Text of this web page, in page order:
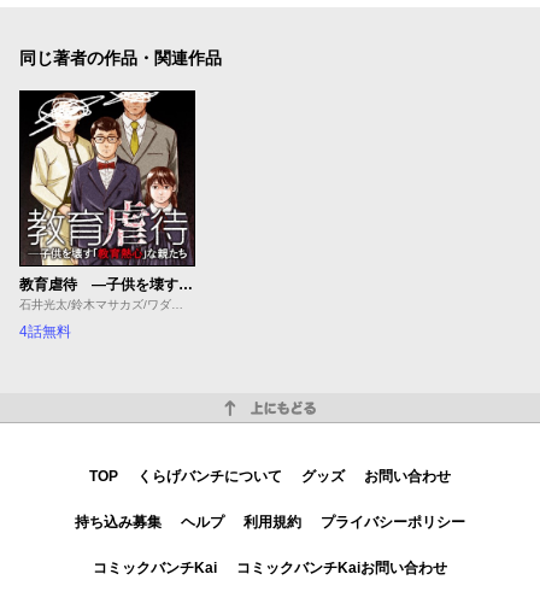
同じ著者の作品・関連作品
教育虐待 ―子供を壊す「教育熱心」な親たち
4話無料
TOP くらげバンチについて グッズ お問い合わせ
持ち込み募集 ヘルプ 利用規約 プライバシーポリシー
コミックバンチKai コミックバンチKaiお問い合わせ